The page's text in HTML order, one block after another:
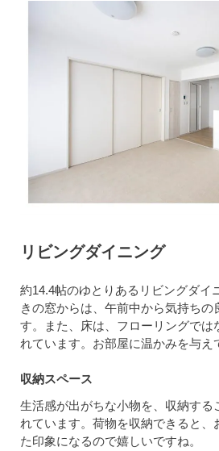
リビングダイニング
約14.4帖のゆとりあるリビングダイ
きの窓からは、午前中から気持ちの
す。また、床は、フローリングでは
れています。お部屋に温かみを与え
収納スペース
生活感が出がちな小物を、収納する
れています。荷物を収納できると、
た印象になるので嬉しいですね。